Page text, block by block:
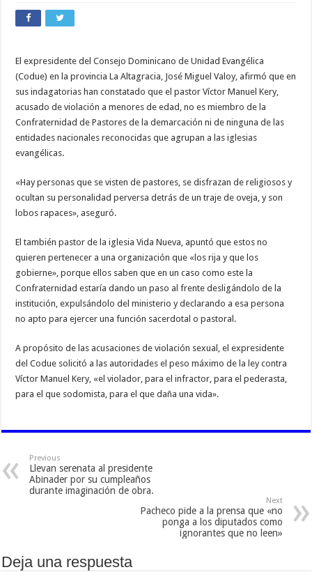
El expresidente del Consejo Dominicano de Unidad Evangélica
(Codue) en la provincia La Altagracia, José Miguel Valoy, afirmó que en
sus indagatorias han constatado que el pastor Víctor Manuel Kery,
acusado de violación a menores de edad, no es miembro de la
Confraternidad de Pastores de la demarcación ni de ninguna de las
entidades nacionales reconocidas que agrupan a las iglesias
evangélicas.
«Hay personas que se visten de pastores, se disfrazan de religiosos y
ocultan su personalidad perversa detrás de un traje de oveja, y son
lobos rapaces», aseguró.
El también pastor de la iglesia Vida Nueva, apuntó que estos no
quieren pertenecer a una organización que «los rija y que los
gobierne», porque ellos saben que en un caso como este la
Confraternidad estaría dando un paso al frente desligándolo de la
institución, expulsándolo del ministerio y declarando a esa persona
no apto para ejercer una función sacerdotal o pastoral.
A propósito de las acusaciones de violación sexual, el expresidente
del Codue solicitó a las autoridades el peso máximo de la ley contra
Víctor Manuel Kery, «el violador, para el infractor, para el pederasta,
para el que sodomista, para el que daña una vida».
Previous
Llevan serenata al presidente
Abinader por su cumpleaños
durante imaginación de obra.
Next
Pacheco pide a la prensa que «no
ponga a los diputados como
ignorantes que no leen»
Deja una respuesta